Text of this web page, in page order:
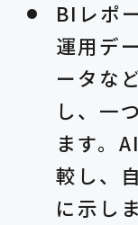
BIレポ
運用デ
ータな
し、一
ます。
較し、
に示し